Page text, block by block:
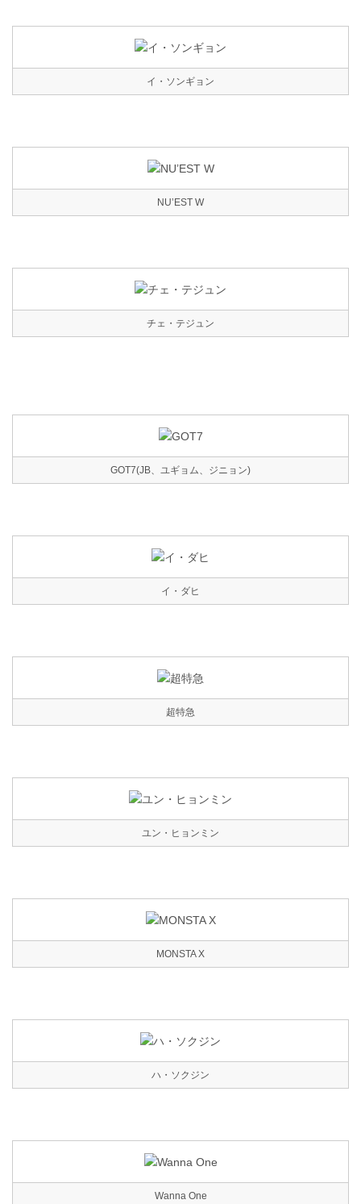
イ・ソンギョン
NU’EST W
チェ・テジュン
GOT7(JB、ユギョム、ジニョン)
イ・ダヒ
超特急
ユン・ヒョンミン
MONSTA X
ハ・ソクジン
Wanna One